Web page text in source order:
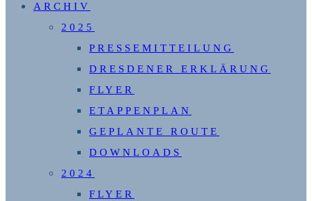
ARCHIV
2025
PRESSEMITTEILUNG
DRESDENER ERKLÄRUNG
FLYER
ETAPPENPLAN
GEPLANTE ROUTE
DOWNLOADS
2024
FLYER